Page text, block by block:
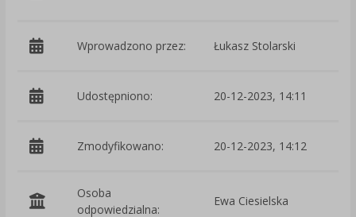
Wprowadzono przez: Łukasz Stolarski
Udostępniono: 20-12-2023, 14:11
Zmodyfikowano: 20-12-2023, 14:12
Osoba
odpowiedzialna:
Ewa Ciesielska